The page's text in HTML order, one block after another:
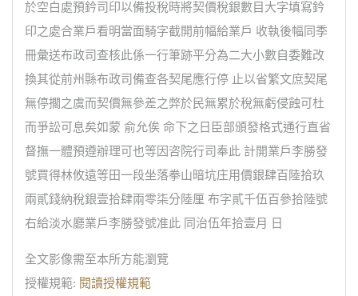
於空白處預鈐司印以備投稅時將契價稅銀數目大字填寫鈐
印之處合業戶看明當面騎字截開前幅給業戶 收執後幅同季
冊彙送布政司查核此係一行筆跡平分為二大小數自委難改
換其從前州縣布政司備查各契尾應行停 止以省繁文庶契尾
無停擱之虞而契價無參差之弊於民無累於稅無虧侵蝕可杜
而爭訟可息矣如蒙 俞允俟 命下之日臣部頒發格式通行直省
督撫一體預遵辦理可也等因咨院行司奉此 計開業戶李勝發
號買得林攸遠等田一段坐落拳山暗坑庄用價銀肆百陸拾玖
兩貳錢納稅銀壹拾肆兩零柒分陸厘 布字貳千伍百參拾陸號
右給淡水廳業戶李勝發號准此 同治伍年拾壹月 日
全文影像需至本所方能瀏覽
授權規範: 閱讀授權規範